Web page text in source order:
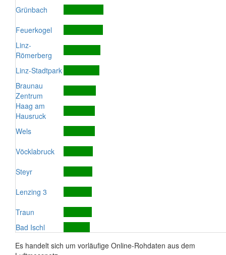
Grünbach
Feuerkogel
Linz-
Römerberg
Linz-Stadtpark
Braunau
Zentrum
Haag am
Hausruck
Wels
Vöcklabruck
Steyr
Lenzing 3
Traun
Bad Ischl
Es handelt sich um vorläufige Online-Rohdaten aus dem